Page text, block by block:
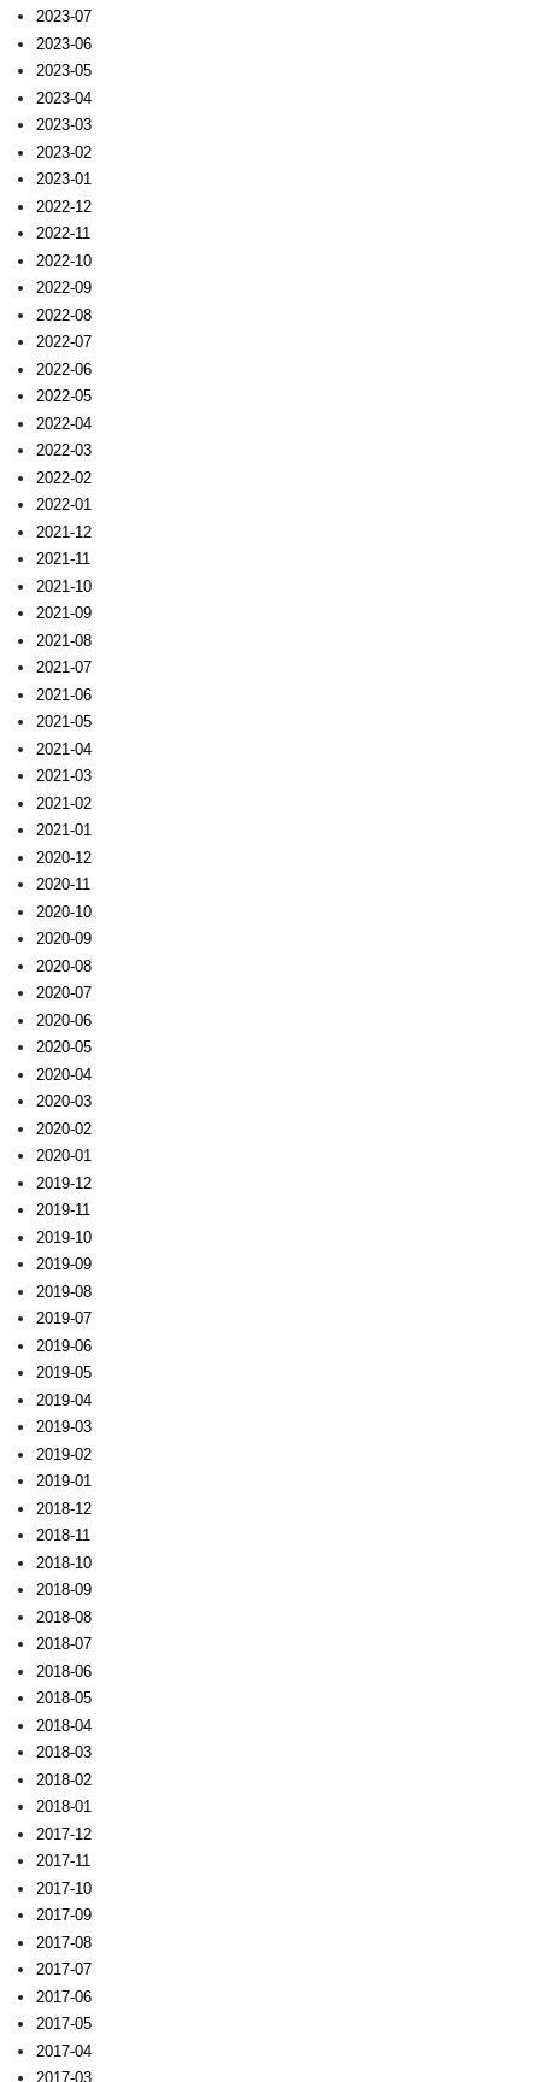
2023-07
2023-06
2023-05
2023-04
2023-03
2023-02
2023-01
2022-12
2022-11
2022-10
2022-09
2022-08
2022-07
2022-06
2022-05
2022-04
2022-03
2022-02
2022-01
2021-12
2021-11
2021-10
2021-09
2021-08
2021-07
2021-06
2021-05
2021-04
2021-03
2021-02
2021-01
2020-12
2020-11
2020-10
2020-09
2020-08
2020-07
2020-06
2020-05
2020-04
2020-03
2020-02
2020-01
2019-12
2019-11
2019-10
2019-09
2019-08
2019-07
2019-06
2019-05
2019-04
2019-03
2019-02
2019-01
2018-12
2018-11
2018-10
2018-09
2018-08
2018-07
2018-06
2018-05
2018-04
2018-03
2018-02
2018-01
2017-12
2017-11
2017-10
2017-09
2017-08
2017-07
2017-06
2017-05
2017-04
2017-03